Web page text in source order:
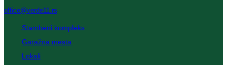
office@verde11.rs
Stambeni kompleks
Garažna mesta
Lokali